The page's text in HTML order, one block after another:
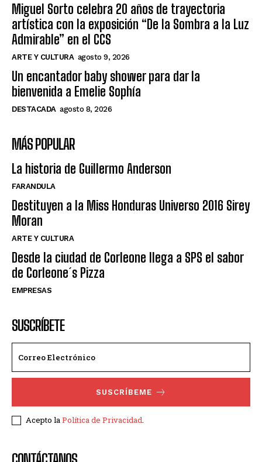
Miguel Sorto celebra 20 años de trayectoria
artística con la exposición “De la Sombra a la Luz
Admirable” en el CCS
ARTE Y CULTURA agosto 9, 2026
Un encantador baby shower para dar la
bienvenida a Emelie Sophía
DESTACADA agosto 8, 2026
MÁS POPULAR
La historia de Guillermo Anderson
FARANDULA
Destituyen a la Miss Honduras Universo 2016 Sirey
Moran
ARTE Y CULTURA
Desde la ciudad de Corleone llega a SPS el sabor
de Corleone´s Pizza
EMPRESAS
SUSCRÍBETE
SUSCRÍBEME
Acepto laPolítica de Privacidad.